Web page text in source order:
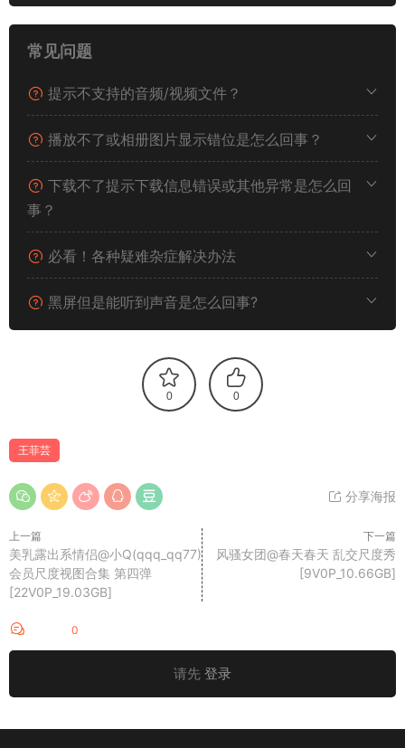
常见问题
提示不支持的音频/视频文件？
播放不了或相册图片显示错位是怎么回事？
下载不了提示下载信息错误或其他异常是怎么回
事？
必看！各种疑难杂症解决办法
黑屏但是能听到声音是怎么回事?
0 0
王菲芸
分享海报
上一篇
美乳露出系情侣@小Q(qqq_qq77)
会员尺度视图合集 第四弹
[22V0P_19.03GB]
下一篇
风骚女团@春天春天 乱交尺度秀
[9V0P_10.66GB]
0
请先 登录